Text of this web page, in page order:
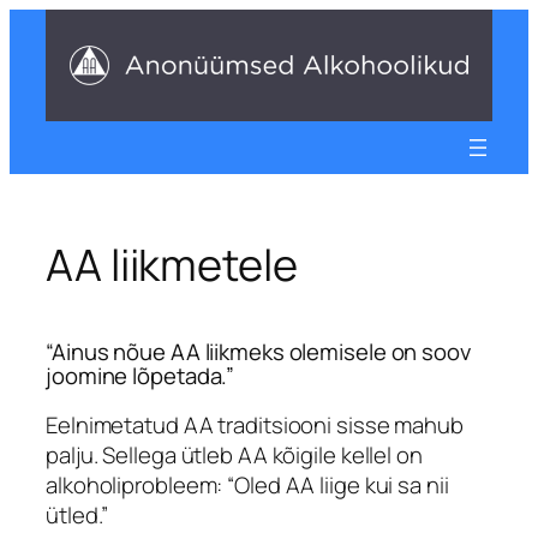
juurde
AA liikmetele
“Ainus nõue AA liikmeks olemisele on soov
joomine lõpetada.”
Eelnimetatud AA traditsiooni sisse mahub
palju. Sellega ütleb AA kõigile kellel on
alkoholiprobleem: “Oled AA liige kui sa nii
ütled.”